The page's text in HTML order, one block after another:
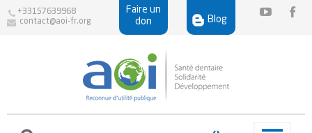
+33157639968
contact@aoi-fr.org
Faire un
don
Blog